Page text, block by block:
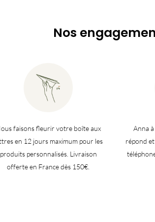
Nos
faisons fleurir votre boîte aux
en 12 jours maximum pour les
produits personnalisés. Livraison
offerte en France dès 150€.
Anna
répond